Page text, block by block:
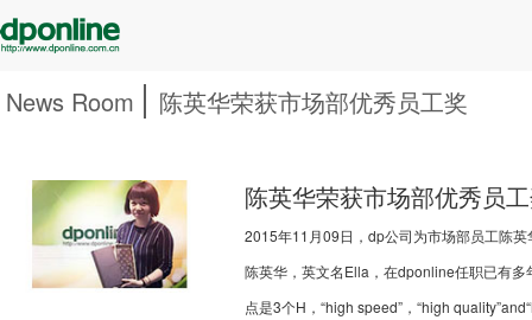
News Room 陈英华荣获市场部优秀员工奖
陈英华荣获市场部优秀员
2015年11月09日，dp公司为市场部员工陈英
陈英华，英文名Ella，在dponline任职已有
点是3个H，“high speed”，“high